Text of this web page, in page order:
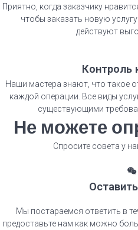
Приятно, когда заказчику
чтобы заказать новую
действуют
Контроль
Наши мастера знают, что такое
каждой операции. Все виды
существующими
Не можете
Спросите совета у
Мы постараемся ответить в
предоставьте нам как можно